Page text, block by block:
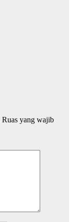
Ruas yang wajib